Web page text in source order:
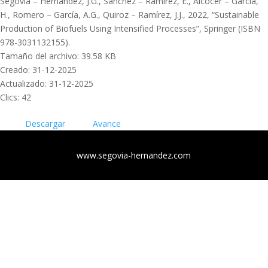
H., Romero – García, A.G., Quiroz – Ramírez, J.J., 2022, “Sustainable
Production of Biofuels Using Intensified Processes”, Springer (ISBN
978-3031132155).
Tamaño del archivo: 39.58 KB
Creado: 31-12-2025
Actualizado: 31-12-2025
Clics: 42
Descargar Avance
www.segovia-hernandez.com